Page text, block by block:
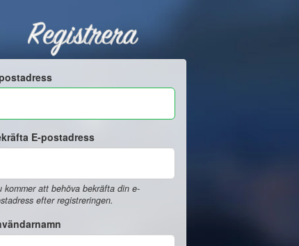
Registrera
E-postadress
kommer att behöva bekräfta din e-
efter registreringen.